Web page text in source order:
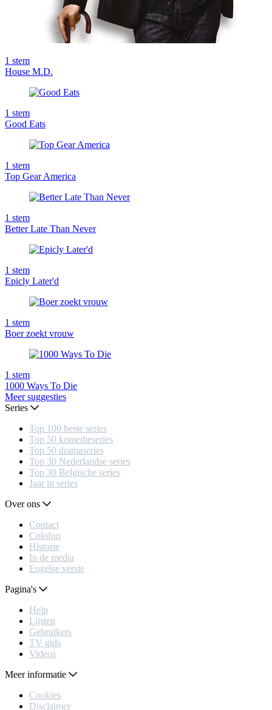
1 stem
House M.D.
1 stem
Good Eats
1 stem
Top Gear America
1 stem
Better Late Than Never
1 stem
Epicly Later'd
1 stem
Boer zoekt vrouw
1 stem
1000 Ways To Die
Meer suggesties
Series
Top 100 beste series
Top 50 komedieseries
Top 50 dramaseries
Top 30 Nederlandse series
Top 30 Belgische series
Jaar in series
Over ons
Contact
Colofon
Historie
In de media
Engelse versie
Pagina's
Help
Lijsten
Gebruikers
TV gids
Videos
Meer informatie
Cookies
Disclaimer